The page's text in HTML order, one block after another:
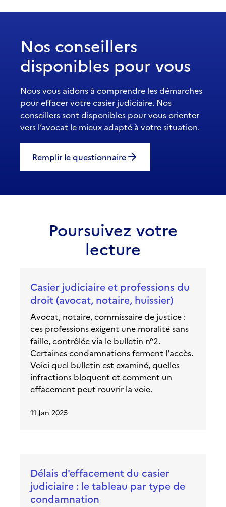
Nos conseillers
disponibles pour vous
Nous vous aidons à comprendre les démarches
pour effacer votre casier judiciaire. Nos
conseillers sont disponibles pour vous orienter
vers l’avocat le mieux adapté à votre situation.
Remplir le questionnaire
Poursuivez votre
lecture
Casier judiciaire et professions du
droit (avocat, notaire, huissier)
Avocat, notaire, commissaire de justice :
ces professions exigent une moralité sans
faille, contrôlée via le bulletin n°2.
Certaines condamnations ferment l'accès.
Voici quel bulletin est examiné, quelles
infractions bloquent et comment un
effacement peut rouvrir la voie.
11 Jan 2025
Délais d'effacement du casier
judiciaire : le tableau par type de
condamnation